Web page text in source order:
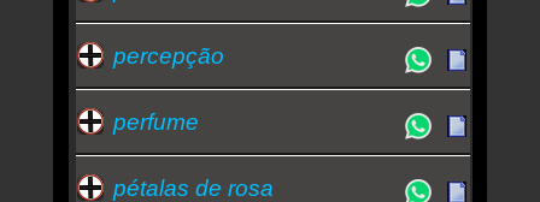
percepção
perfume
pétalas de rosa